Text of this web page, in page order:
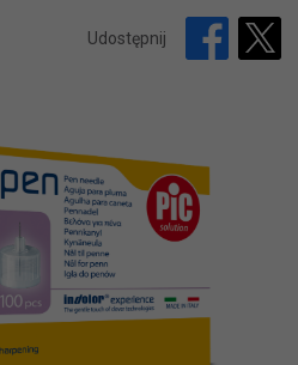
Udostępnij